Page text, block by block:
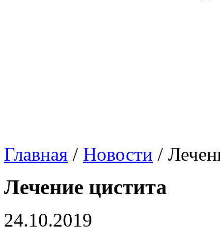
Главная / Новости /
Лечение цистита
24.10.2019